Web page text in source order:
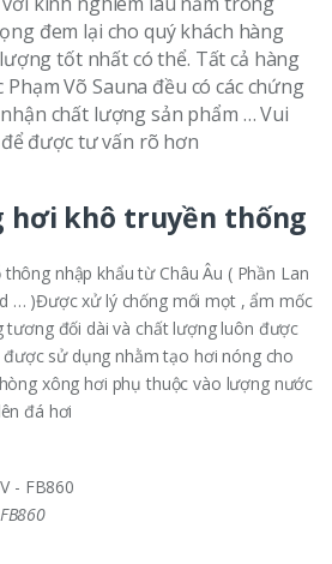
đem lại cho quý khách hàng
tốt nhất có thể. Tất cả hàng
Võ Sauna đều có các chứng
chất lượng sản phẩm … Vui
được tư vấn rõ hơn
hơi khô truyền thống
nhập khẩu từ Châu Âu ( Phần Lan
… )Được xử lý chống mối mọt , ẩm mốc
tương đối dài và chất lượng luôn được
sử dụng nhằm tạo hơi nóng cho
xông hơi phụ thuộc vào lượng nước
đá hơi